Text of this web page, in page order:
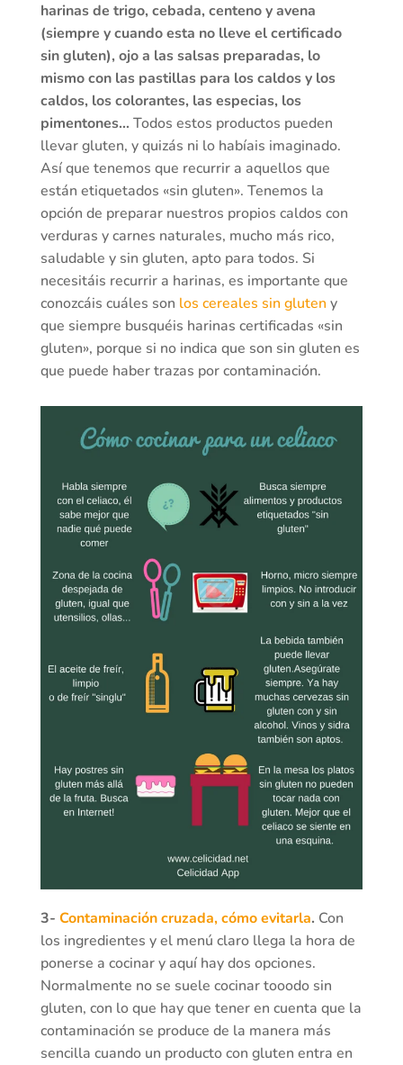
harinas de trigo, cebada, centeno y avena
(siempre y cuando esta no lleve el certificado
sin gluten), ojo a las salsas preparadas, lo
mismo con las pastillas para los caldos y los
caldos, los colorantes, las especias, los
pimentones… Todos estos productos pueden
llevar gluten, y quizás ni lo habíais imaginado.
Así que tenemos que recurrir a aquellos que
están etiquetados «sin gluten». Tenemos la
opción de preparar nuestros propios caldos con
verduras y carnes naturales, mucho más rico,
saludable y sin gluten, apto para todos. Si
necesitáis recurrir a harinas, es importante que
conozcáis cuáles son los cereales sin gluten y
que siempre busquéis harinas certificadas «sin
gluten», porque si no indica que son sin gluten es
que puede haber trazas por contaminación.
3- Contaminación cruzada, cómo evitarla. Con
los ingredientes y el menú claro llega la hora de
ponerse a cocinar y aquí hay dos opciones.
Normalmente no se suele cocinar tooodo sin
gluten, con lo que hay que tener en cuenta que la
contaminación se produce de la manera más
sencilla cuando un producto con gluten entra en